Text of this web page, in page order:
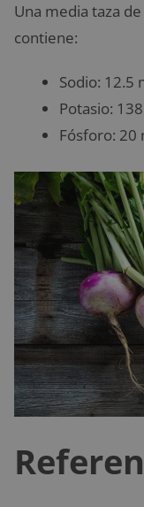
Una media taza
contiene:
Sodio: 12.5
Potasio:
Fósforo: 20